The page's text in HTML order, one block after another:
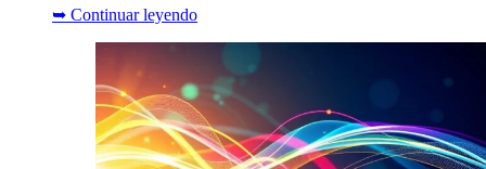
➥ Continuar leyendo